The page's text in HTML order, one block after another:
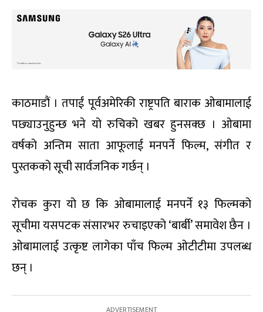
काठमाडौं । तपाईं पूर्वअमेरिकी राष्ट्रपति बाराक ओबामालाई
पछ्याउनुहुन्छ भने यो रुचिको खबर हुनसक्छ । ओबामा
वर्षको अन्तिम साता आफूलाई मनपर्ने फिल्म, संगीत र
पुस्तकको सूची सार्वजनिक गर्छन् ।
रोचक कुरा यो छ कि ओबामालाई मनपर्ने १३ फिल्मको
सूचीमा यसपटक संसारभर रुचाइएको ‘बार्बी’ समावेश छैन ।
ओबामालाई उत्कृष्ट लागेका पाँच फिल्म ओटीटीमा उपलब्ध
छन् ।